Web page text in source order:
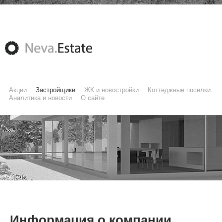
Акции Застройщики ЖК и новостройки
Коттеджные поселки
Аналитика и новости
О сайте